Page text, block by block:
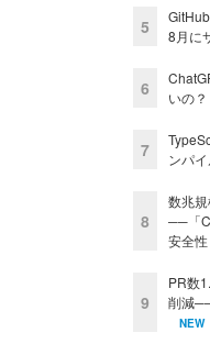
5
8月に
6
いの
7
ンパ
8
数兆
──「
安全性
9
PR数
削減
NEW